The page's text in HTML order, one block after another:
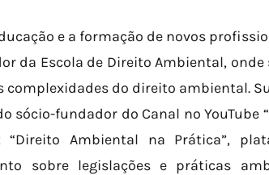
e a formação de novos
da Escola de Direito Ambiental, onde
complexidades do direito ambiental.
sócio-fundador do Canal no YouTube
“Direito Ambiental na Prática”,
sobre legislações e práticas